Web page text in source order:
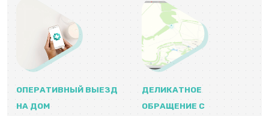
ОПЕРАТИВНЫЙ ВЫЕЗД
НА ДОМ
ДЕЛИКАТНОЕ
ОБРАЩЕНИЕ С